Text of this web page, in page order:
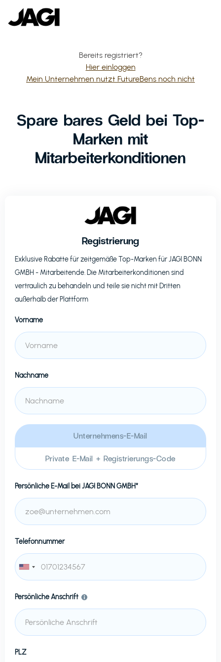
Bereits registriert?
Hier einloggen
Mein Unternehmen nutzt FutureBens noch nicht
Spare bares Geld bei Top-
Marken mit
Mitarbeiterkonditionen
Registrierung
Exklusive Rabatte für zeitgemäße Top-Marken fürJAGI BONN
GMBH - Mitarbeitende. Die Mitarbeiterkonditionen sind
vertraulich zu behandeln und teile sie nicht mit Dritten
außerhalb der Plattform
Vorname
Nachname
Unternehmens-E-Mail
Private E-Mail + Registrierungs-Code
Persönliche E-Mail beiJAGI BONN GMBH*
Telefonnummer
Persönliche Anschrift
PLZ